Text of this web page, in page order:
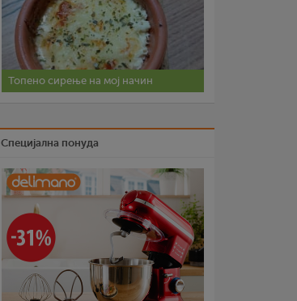
Топено сирење на мој начин
Специјална понуда